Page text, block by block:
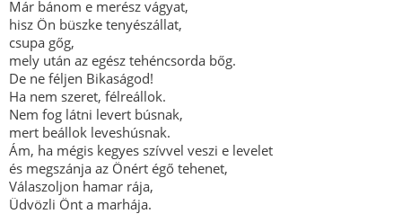
Már bánom e merész vágyat,
hisz Ön büszke tenyészállat,
csupa gőg,
mely után az egész tehéncsorda bőg.
De ne féljen Bikaságod!
Ha nem szeret, félreállok.
Nem fog látni levert búsnak,
mert beállok leveshúsnak.
Ám, ha mégis kegyes szívvel veszi e levelet
és megszánja az Önért égő tehenet,
Válaszoljon hamar rája,
Üdvözli Önt a marhája.